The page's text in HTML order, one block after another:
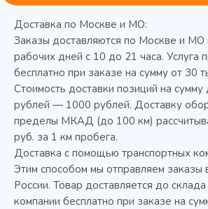
Колода разрубочная КР-
Доставка по Москве и МО:
Заказы доставляются по Москве и МО
рабочих дней с 10 до 21 часа. Услуга
бесплатно при заказе на сумму от 30
Стоимость доставки позиций на сумму
рублей — 1000 рублей. Доставку
пределы МКАД (до 100 км)
руб. за 1 км пробега.
Доставка с помощью транспортных
Этим способом мы отправляем заказы
России. Товар доставляется до
компании бесплатно при заказе на